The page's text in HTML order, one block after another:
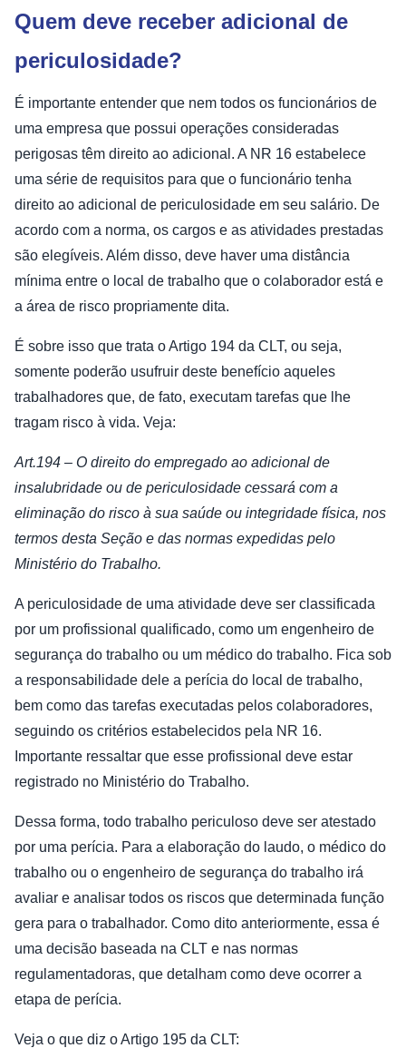
Quem deve receber adicional de
periculosidade?
É importante entender que nem todos os funcionários de
uma empresa que possui operações consideradas
perigosas têm direito ao adicional. A NR 16 estabelece
uma série de requisitos para que o funcionário tenha
direito ao adicional de periculosidade em seu salário. De
acordo com a norma, os cargos e as atividades prestadas
são elegíveis. Além disso, deve haver uma distância
mínima entre o local de trabalho que o colaborador está e
a área de risco propriamente dita.
É sobre isso que trata o Artigo 194 da CLT, ou seja,
somente poderão usufruir deste benefício aqueles
trabalhadores que, de fato, executam tarefas que lhe
tragam risco à vida. Veja:
Art.194 – O direito do empregado ao adicional de
insalubridade ou de periculosidade cessará com a
eliminação do risco à sua saúde ou integridade física, nos
termos desta Seção e das normas expedidas pelo
Ministério do Trabalho.
A periculosidade de uma atividade deve ser classificada
por um profissional qualificado, como um engenheiro de
segurança do trabalho ou um médico do trabalho. Fica sob
a responsabilidade dele a perícia do local de trabalho,
bem como das tarefas executadas pelos colaboradores,
seguindo os critérios estabelecidos pela NR 16.
Importante ressaltar que esse profissional deve estar
registrado no Ministério do Trabalho.
Dessa forma, todo trabalho periculoso deve ser atestado
por uma perícia. Para a elaboração do laudo, o médico do
trabalho ou o engenheiro de segurança do trabalho irá
avaliar e analisar todos os riscos que determinada função
gera para o trabalhador. Como dito anteriormente, essa é
uma decisão baseada na CLT e nas normas
regulamentadoras, que detalham como deve ocorrer a
etapa de perícia.
Veja o que diz o Artigo 195 da CLT: